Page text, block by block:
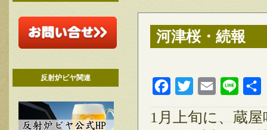
反射炉ビヤ関連
河津桜・続報
FacebookTwitter Email Line
1月上旬に、蔵